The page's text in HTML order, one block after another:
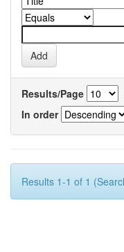
Results/Page
In order
Results 1-1 of 1